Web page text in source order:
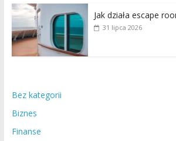
Jak działa escape
31 lipca 2026
Bez kategorii
Biznes
Finanse